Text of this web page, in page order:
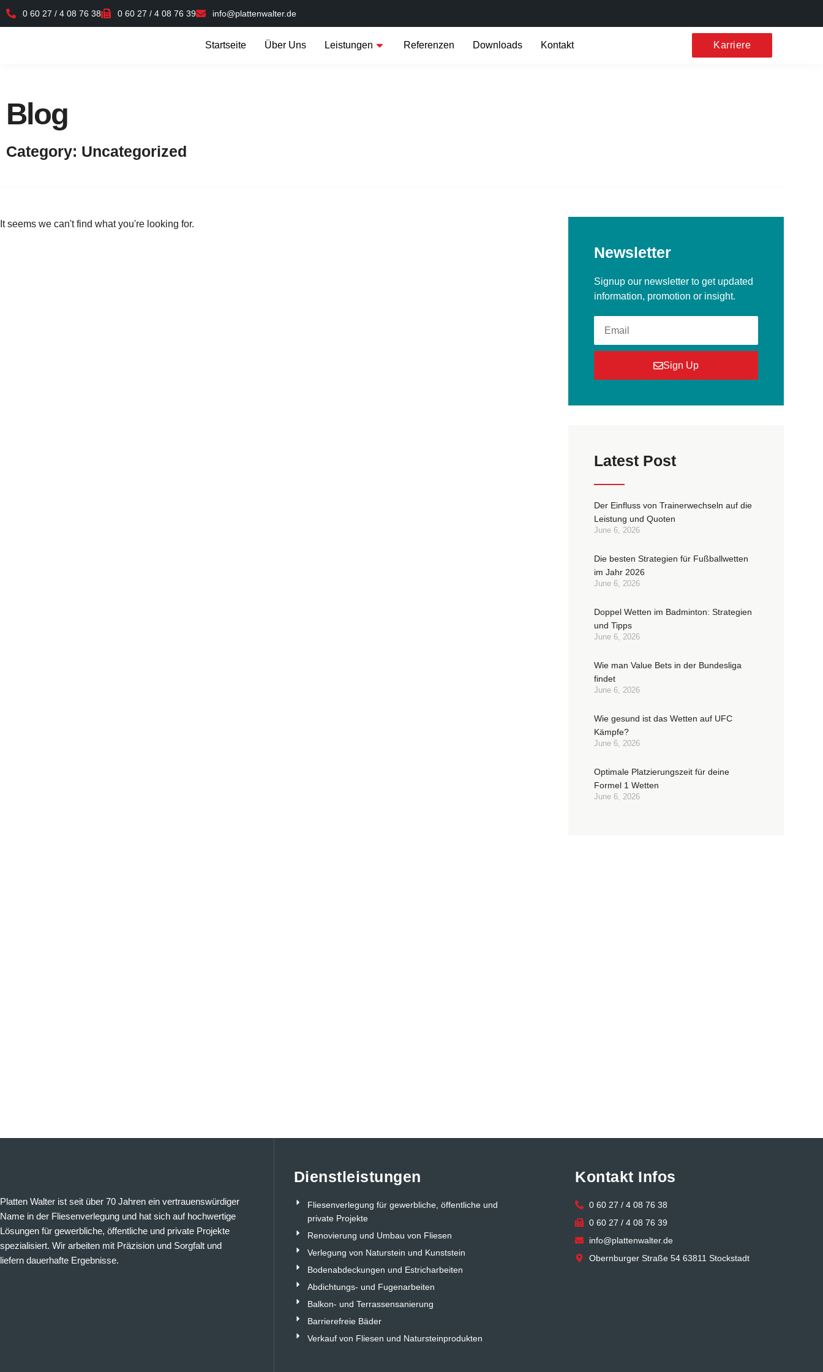
0 60 27 / 4 08 76 38 0 60 27 / 4 08 76 39 info@plattenwalter.de
Startseite Über Uns Leistungen Referenzen Downloads Kontakt Karriere
Blog
Category: Uncategorized
It seems we can't find what you're looking for.
Newsletter
Signup our newsletter to get updated
information, promotion or insight.
Sign Up
Latest Post
Der Einfluss von Trainerwechseln auf die
Leistung und Quoten
June 6, 2026
Die besten Strategien für Fußballwetten
im Jahr 2026
June 6, 2026
Doppel Wetten im Badminton: Strategien
und Tipps
June 6, 2026
Wie man Value Bets in der Bundesliga
findet
June 6, 2026
Wie gesund ist das Wetten auf UFC
Kämpfe?
June 6, 2026
Optimale Platzierungszeit für deine
Formel 1 Wetten
June 6, 2026
Platten Walter ist seit über 70 Jahren ein vertrauenswürdiger
Name in der Fliesenverlegung und hat sich auf hochwertige
Lösungen für gewerbliche, öffentliche und private Projekte
spezialisiert. Wir arbeiten mit Präzision und Sorgfalt und
liefern dauerhafte Ergebnisse.
Dienstleistungen
Fliesenverlegung für gewerbliche, öffentliche und
private Projekte
Renovierung und Umbau von Fliesen
Verlegung von Naturstein und Kunststein
Bodenabdeckungen und Estricharbeiten
Abdichtungs- und Fugenarbeiten
Balkon- und Terrassensanierung
Barrierefreie Bäder
Verkauf von Fliesen und Natursteinprodukten
Kontakt Infos
0 60 27 / 4 08 76 38
0 60 27 / 4 08 76 39
info@plattenwalter.de
Obernburger Straße 54 63811 Stockstadt